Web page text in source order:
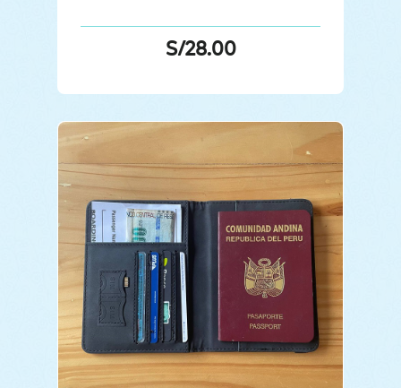
S/28.00